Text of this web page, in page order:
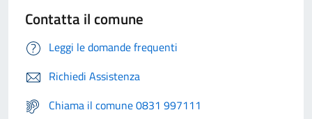
Contatta il comune
Leggi le domande frequenti
Richiedi Assistenza
Chiama il comune 0831 997111